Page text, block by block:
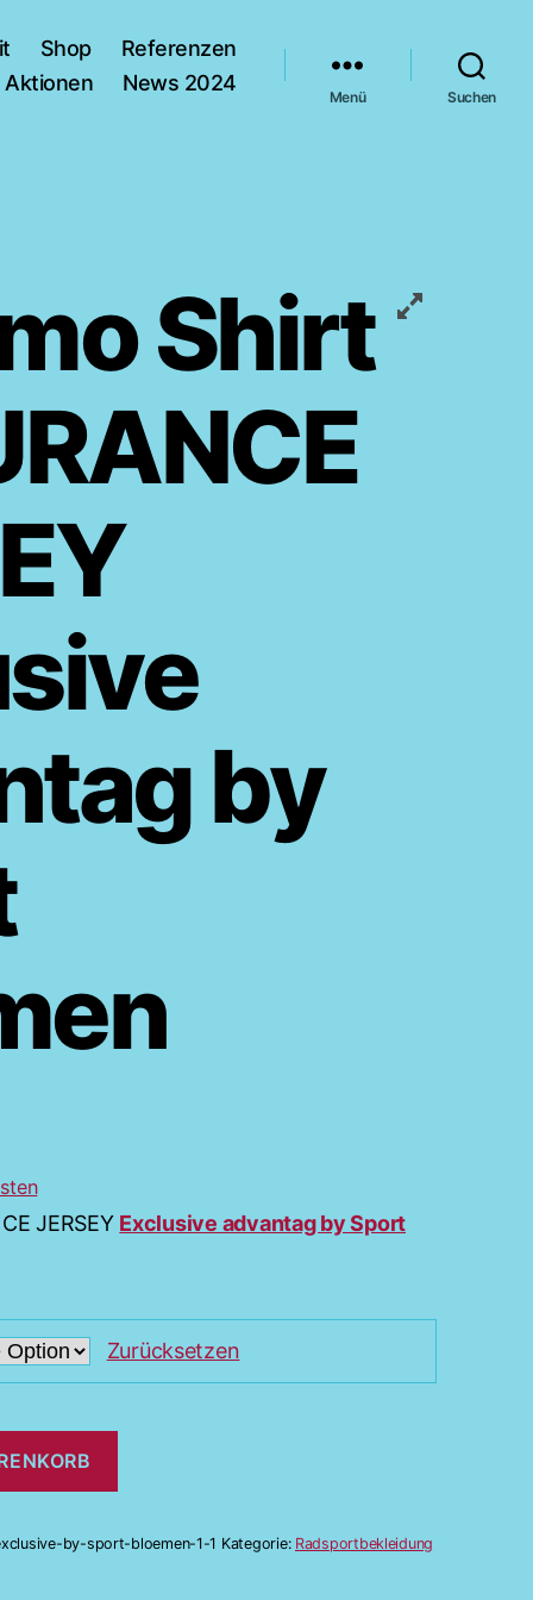
Shop
Referenzen
Aktionen
News 2024
Menü Suchen
Shirt
by
JERSEY Exclusive advantag by Sport
Zurücksetzen
by-sport-bloemen-1-1 Kategorie: Radsportbekleidung